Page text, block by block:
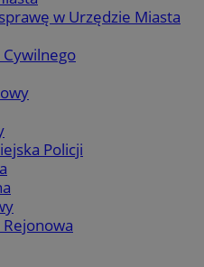
sprawę w Urzędzie Miasta
Cywilnego
Policji